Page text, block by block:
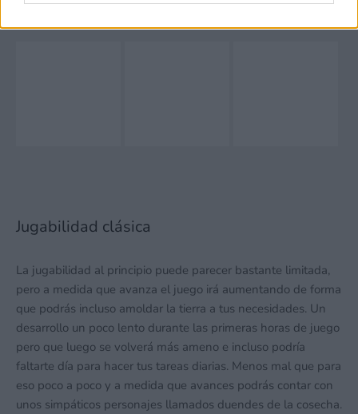
Jugabilidad clásica
La jugabilidad al principio puede parecer bastante limitada,
pero a medida que avanza el juego irá aumentando de forma
que podrás incluso amoldar la tierra a tus necesidades. Un
desarrollo un poco lento durante las primeras horas de juego
pero que luego se volverá más ameno e incluso podría
faltarte día para hacer tus tareas diarias. Menos mal que para
eso poco a poco y a medida que avances podrás contar con
unos simpáticos personajes llamados duendes de la cosecha.